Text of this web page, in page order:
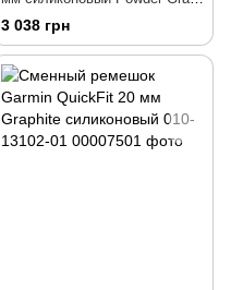
(комплект из 3 частей) 010-
12904-00
3 038 грн